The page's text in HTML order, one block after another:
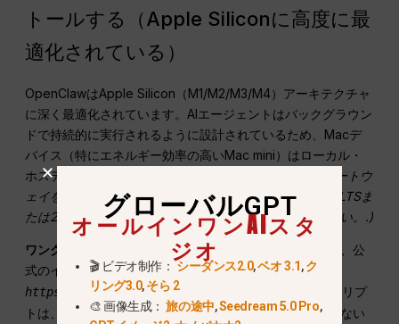
トールする（Apple Siliconに高度に最
適化されている）
OpenClawはApple Silicon（M1/M2/M3/M4）アーキテクチャ
に深く最適化されています。AIエージェントはバックグラウン
ドで持続的に実行されるように設計されているため、Macデ
バイス（特にエネルギー効率の高いMac mini）はローカル・
ホスティングに理想的な環境となっています。.
(注：ゲートウ
ェイを実行する前に、システムにNode.jsバージョン22 LTSま
たは24がインストールされていることを確認してください。 .)
ワンクリックインストールコマンド：
ターミナルを開き、公
式のインストールスクリプトを実行する：curl -fsSL
https://openclaw.ai/install.sh | bash
このスクリプ
トは、macOS 環境を自動的に検出し、Node.js と Git がない
グローバルGPT
オールインワンAIスタ
ジオ
🎬 ビデオ制作：シーダンス2.0,ベオ 3.1,ク
リング3.0,そら 2
🎨 画像生成：旅の途中,Seedream 5.0 Pro,